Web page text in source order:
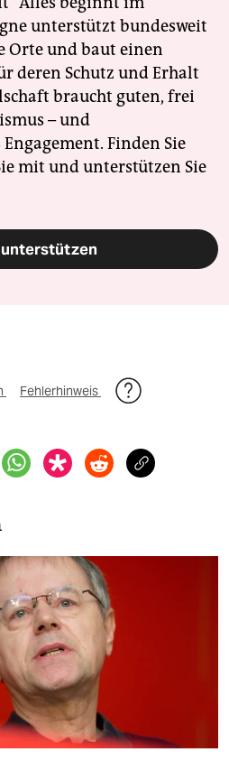
unterstützt bundesweit
Orte und baut einen
deren Schutz und Erhalt
braucht guten, frei
– und
Finden Sie
mit und unterstützen Sie
Fehlerhinweis